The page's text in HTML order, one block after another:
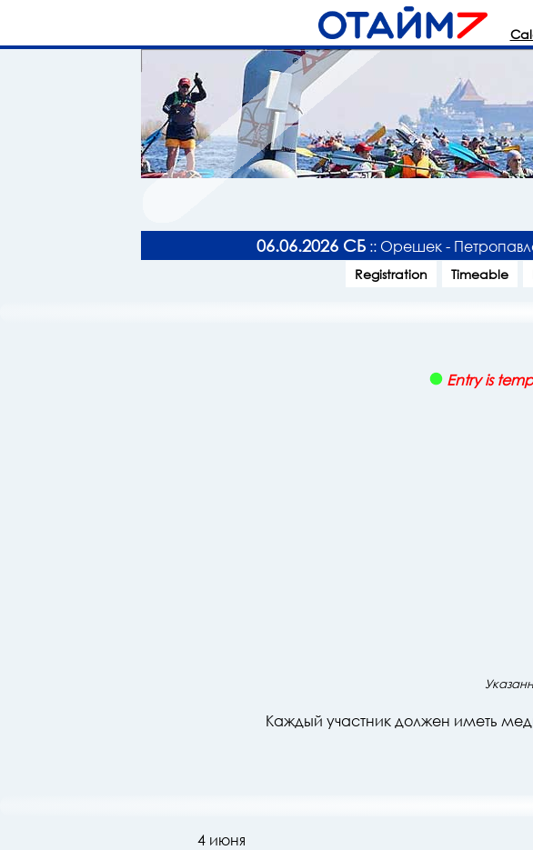
06.06.2026 СБ :: Орешек -
Registration Timeable
Entry is
Каждый участник должен иметь
4 июня